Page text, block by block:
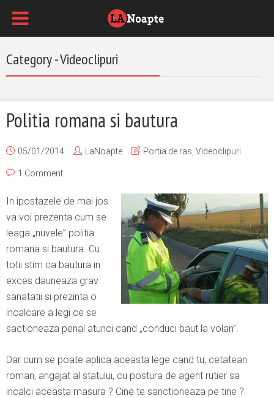
Category - Videoclipuri
Politia romana si bautura
05/01/2014 LaNoapte Portia de ras Videoclipuri
1 Comment
In ipostazele de mai jos
va voi prezenta cum se
leaga „nuvele” politia
romana si bautura. Cu
totii stim ca bautura in
exces dauneaza grav
sanatatii si prezinta o
incalcare a legi ce se
sactioneaza penal atunci cand „conduci baut la volan”.
Dar cum se poate aplica aceasta lege cand tu, cetatean
roman, angajat al statului, cu postura de agent rutier sa
incalci aceasta masura ? Cine te sanctioneaza pe tine ?